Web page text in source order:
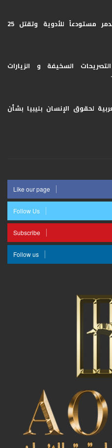
قوات الاحتلال تدمر مستودعاً للأدوية وتقتل 25
السخيفة و الزيارات
لحقوق الإنسان بليبيا ​بشأن
Like our page
Follow Us
Subscribe
Follow us